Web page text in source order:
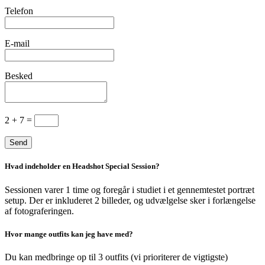
Telefon
E-mail
Besked
2 + 7 =
Send
Hvad indeholder en Headshot Special Session?
Sessionen varer 1 time og foregår i studiet i et gennemtestet portræt
setup. Der er inkluderet 2 billeder, og udvælgelse sker i forlængelse
af fotograferingen.
Hvor mange outfits kan jeg have med?
Du kan medbringe op til 3 outfits (vi prioriterer de vigtigste)